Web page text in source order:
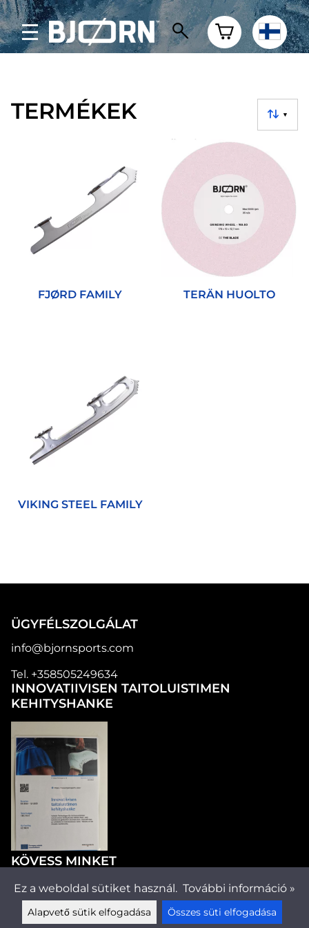
▼
TERMÉKEK
FJØRD FAMILY TERÄN HUOLTO
VIKING STEEL FAMILY
ÜGYFÉLSZOLGÁLAT
info@bjornsports.com
Tel. +358505249634
INNOVATIIVISEN TAITOLUISTIMEN
KEHITYSHANKE
KÖVESS MINKET
Ez a weboldal sütiket használ. További információ »
Alapvető sütik elfogadása Összes süti elfogadása